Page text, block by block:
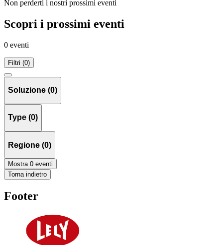
Non perderti i nostri prossimi eventi
Scopri i prossimi eventi
0 eventi
Filtri (0)
Soluzione (0)
Type (0)
Regione (0)
Mostra 0 eventi
Torna indietro
Footer